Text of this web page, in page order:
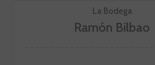
La Bodega
Ramón Bilbao